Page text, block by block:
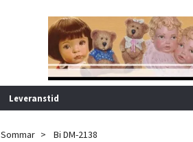
Leveranstid
Sommar Bi DM-2138